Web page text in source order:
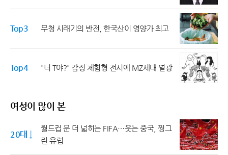
Top3 무청 시래기의 반전, 한국산이 영양가 최고
Top4 "너 T야?" 감정 체험형 전시에 MZ세대 열광
여성이 많이 본
20대 ↓
월드컵 문 더 넓히는 FIFA…웃는 중국, 찡그
린 유럽